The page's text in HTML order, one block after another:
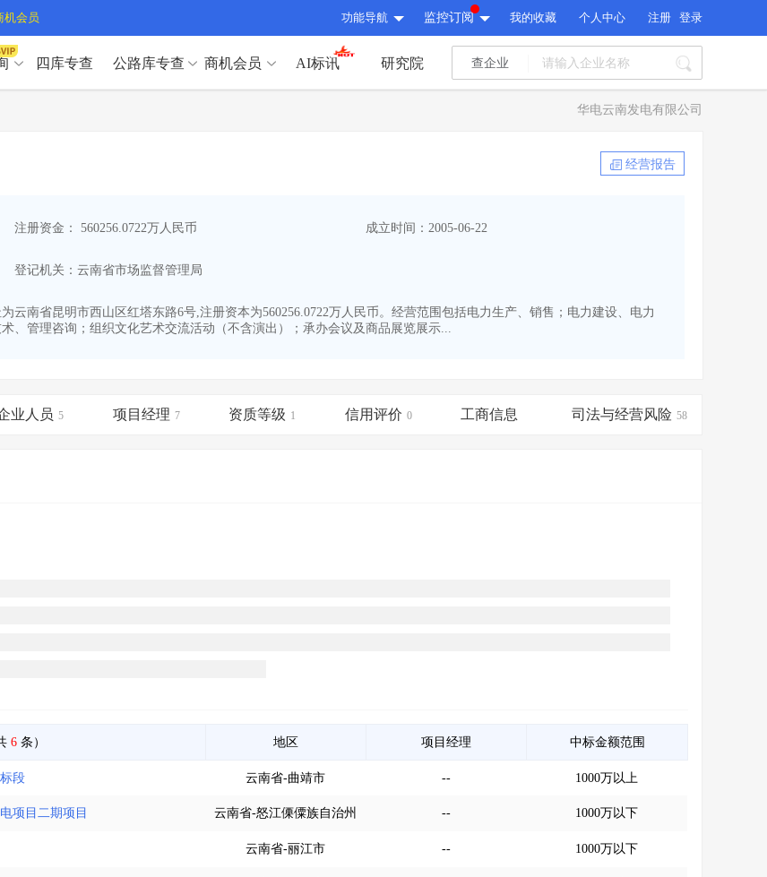
机会员 功能导航 监控订阅 我的收藏 个人中心 注册 登录
宏观经济> 建企舆情
机会员
土地交易> 省市重点项目 >
研究报告>
其他服务
四库专查 公路库专查 商机会员 AI标讯 研究院 查企业
下浮率> 技术负责人/专职安全员C证
宏观经济 > 建企舆情
策规划> 招投标规则>
业主专查>
>
API接口> 市场经营AI云平台>
会员服务 > 数据导出服务>
华电云南发电有限公司
经营报告
注册资金： 560256.0722万人民币 成立时间：2005-06-22
登记机关：云南省市场监督管理局
云南省昆明市西山区红塔东路6号,注册资本为560256.0722万人民币。经营范围包括电力生产、销售；电力建设、电力
、管理咨询；组织文化艺术交流活动（不含演出）；承办会议及商品展览展示...
业人员 5 项目经理 7 资质等级 1 信用评价 0 工商信息 司法与经营风险 58
6 条） 地区 项目经理 中标金额范围
段 云南省-曲靖市 -- 1000万以上
项目二期项目 云南省-怒江傈僳族自治州 -- 1000万以下
云南省-丽江市 -- 1000万以下